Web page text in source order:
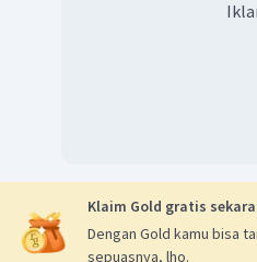
Klaim Gold gratis
Dengan Gold kamu bisa
sepuasnya, lho.